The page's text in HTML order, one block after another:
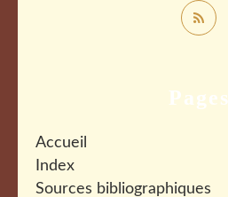
Pages
Accueil
Index
Sources bibliographiques